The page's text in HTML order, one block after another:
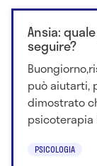
Ansia:
seguire?
può aiutarti,
dimostrato
psicoterapia
PSICOLOGIA